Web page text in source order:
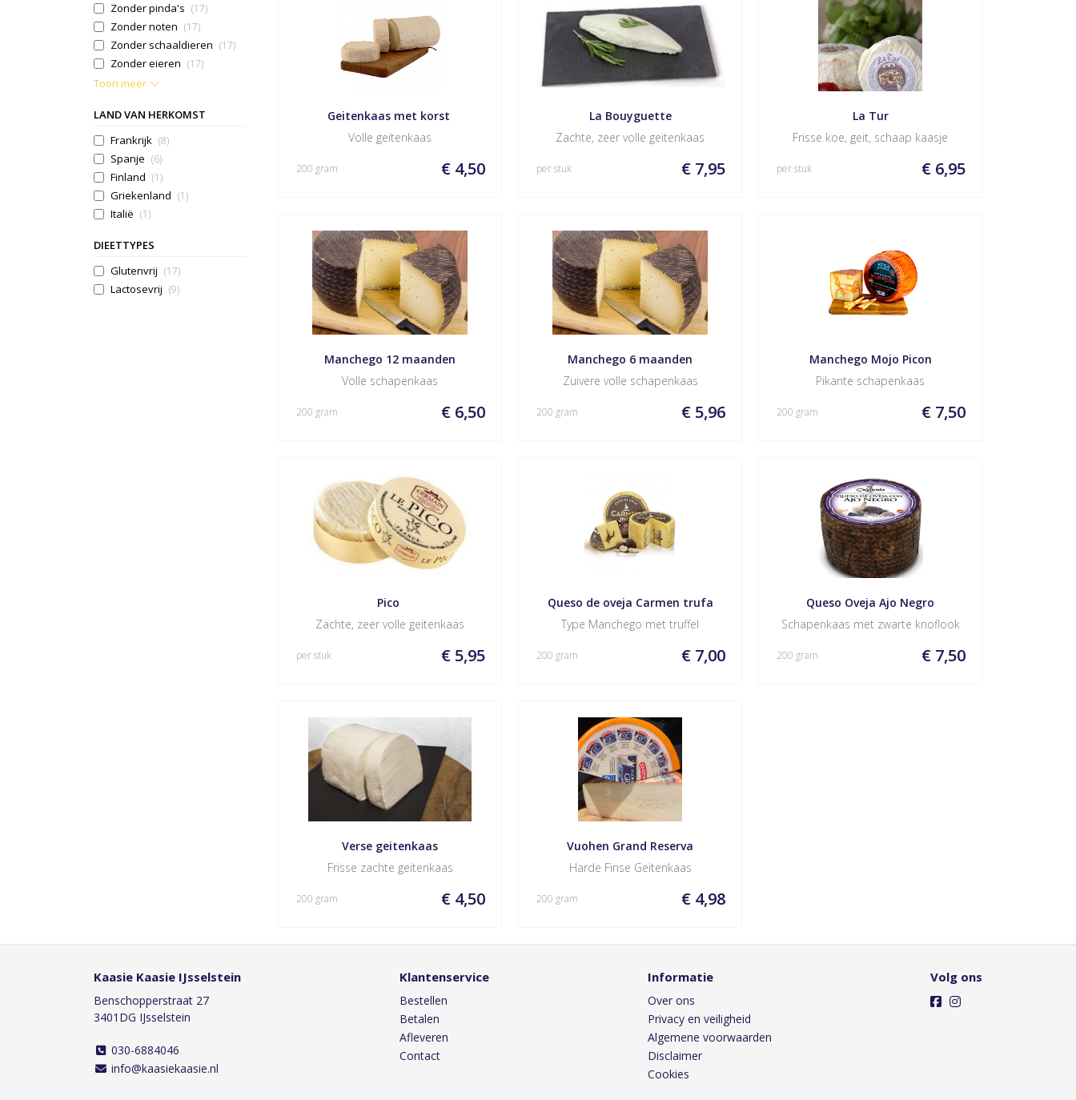
Zonder pinda's (17)
Zonder noten (17)
Zonder schaaldieren (17)
Zonder eieren (17)
Toon meer
LAND VAN HERKOMST
Frankrijk (8)
Spanje (6)
Finland (1)
Griekenland (1)
Italië (1)
DIEETTYPES
Glutenvrij (17)
Lactosevrij (9)
Geitenkaas met korst
Volle geitenkaas
€ 4,50
200 gram
La Bouyguette
Zachte, zeer volle geitenkaas
€ 7,95
per stuk
La Tur
Frisse koe, geit, schaap kaasje
€ 6,95
per stuk
Manchego 12 maanden
Volle schapenkaas
€ 6,50
200 gram
Manchego 6 maanden
Zuivere volle schapenkaas
€ 5,96
200 gram
Manchego Mojo Picon
Pikante schapenkaas
€ 7,50
200 gram
Pico
Zachte, zeer volle geitenkaas
€ 5,95
per stuk
Queso de oveja Carmen trufa
Type Manchego met truffel
€ 7,00
200 gram
Queso Oveja Ajo Negro
Schapenkaas met zwarte knoflook
€ 7,50
200 gram
Verse geitenkaas
Frisse zachte geitenkaas
€ 4,50
200 gram
Vuohen Grand Reserva
Harde Finse Geitenkaas
€ 4,98
200 gram
Kaasie Kaasie IJsselstein
Benschopperstraat 27
3401DG IJsselstein
030-6884046
info@kaasiekaasie.nl
Klantenservice
Bestellen
Betalen
Afleveren
Contact
Informatie
Over ons
Privacy en veiligheid
Algemene voorwaarden
Disclaimer
Cookies
Volg ons